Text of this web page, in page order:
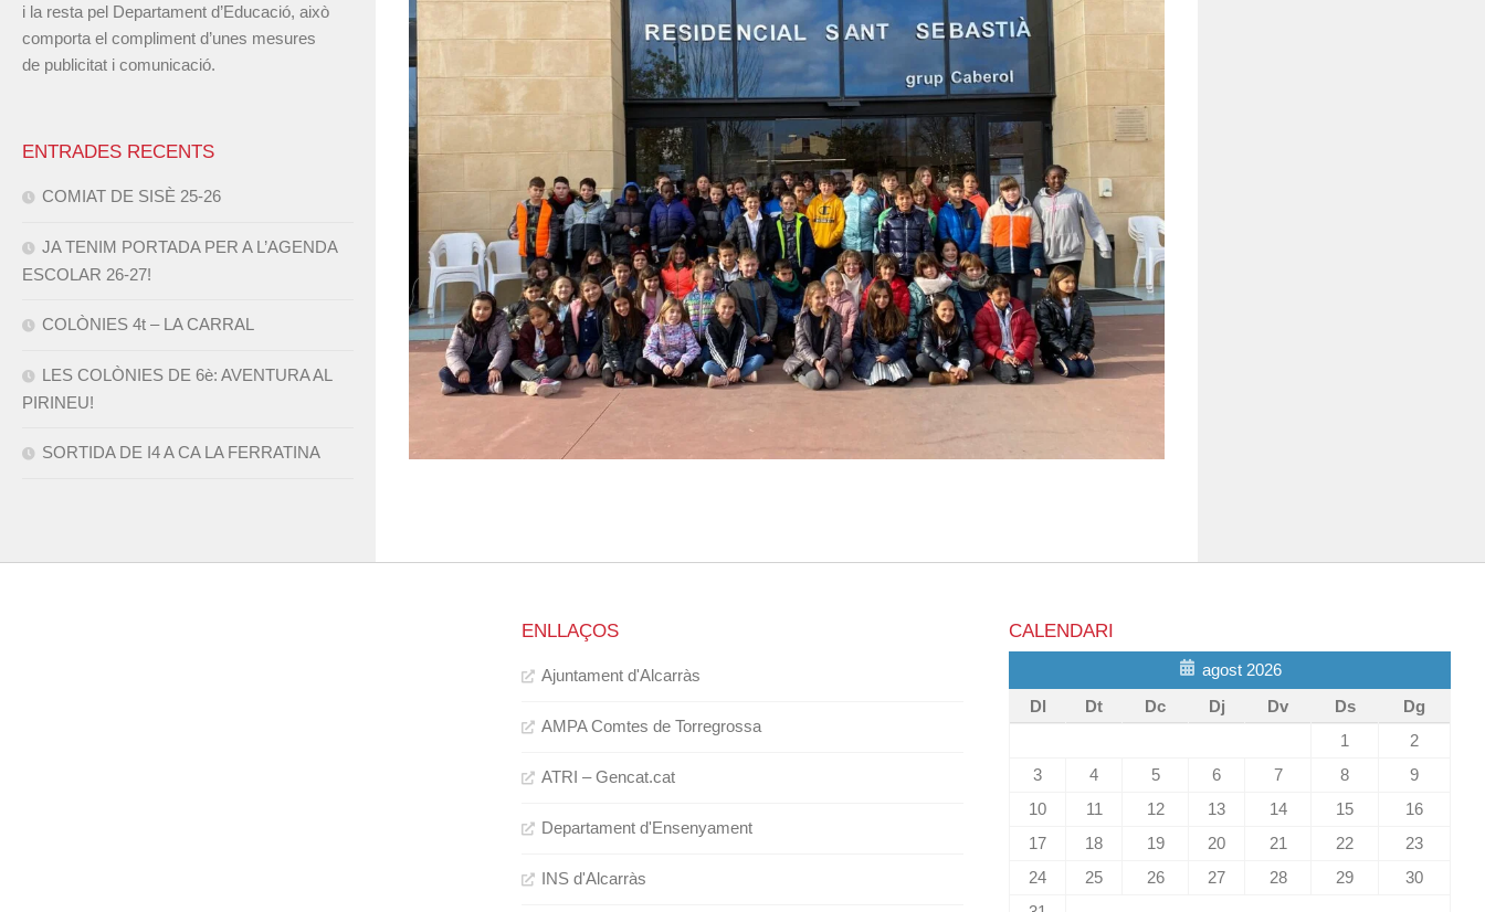
i la resta pel Departament d’Educació, això
comporta el compliment d’unes mesures
de publicitat i comunicació.
ENTRADES RECENTS
COMIAT DE SISÈ 25-26
JA TENIM PORTADA PER A L’AGENDA
ESCOLAR 26-27!
COLÒNIES 4t – LA CARRAL
LES COLÒNIES DE 6è: AVENTURA AL
PIRINEU!
SORTIDA DE I4 A CA LA FERRATINA
ENLLAÇOS
Ajuntament d'Alcarràs
AMPA Comtes de Torregrossa
ATRI – Gencat.cat
Departament d'Ensenyament
INS d'Alcarràs
CALENDARI
agost 2026
Dl
Dt Dc Dj Dv Ds
Dg
1
2
3
4 5 6 7 8
9
10
11 12 13 14 15
16
17
18 19 20 21 22
23
24
25 26 27 28 29
30